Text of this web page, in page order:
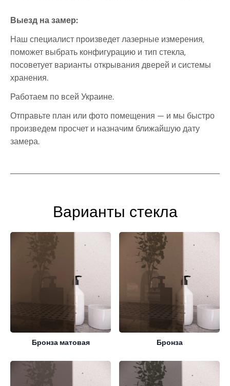
Выезд на замер:
Наш специалист произведет лазерные измерения,
поможет выбрать конфигурацию и тип стекла,
посоветует варианты открывания дверей и системы
хранения.
Работаем по всей Украине.
Отправьте план или фото помещения — и мы быстро
произведем просчет и назначим ближайшую дату
замера.
Варианты стекла
Бронза матовая Бронза